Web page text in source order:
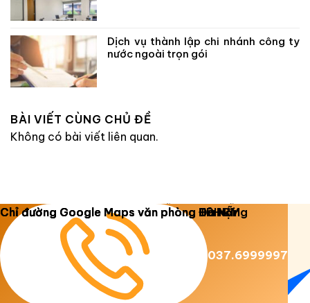
Dịch vụ thành lập chi nhánh công ty
nước ngoài trọn gói
BÀI VIẾT CÙNG CHỦ ĐỀ
Không có bài viết liên quan.
Copyright 2026 © Luật Dương Gia